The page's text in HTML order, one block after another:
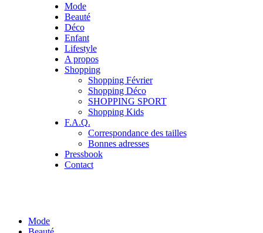
Mode
Beauté
Déco
Enfant
Lifestyle
A propos
Shopping
Shopping Février
Shopping Déco
SHOPPING SPORT
Shopping Kids
F.A.Q.
Correspondance des tailles
Bonnes adresses
Pressbook
Contact
Mode